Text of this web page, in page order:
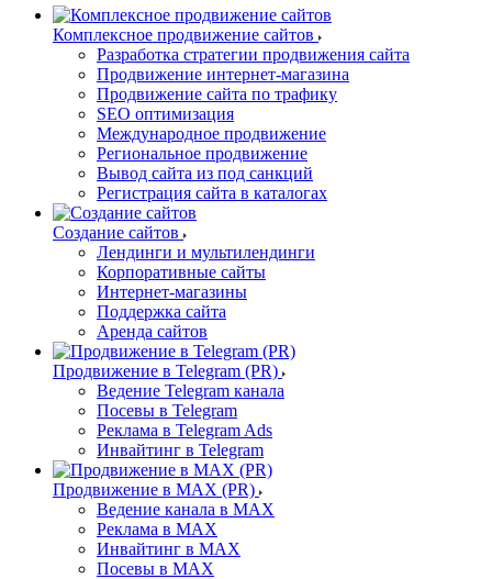
Комплексное продвижение сайтов
Разработка стратегии продвижения сайта
Продвижение интернет-магазина
Продвижение сайта по трафику
SEO оптимизация
Международное продвижение
Региональное продвижение
Вывод сайта из под санкций
Регистрация сайта в каталогах
Создание сайтов
Лендинги и мультилендинги
Корпоративные сайты
Интернет-магазины
Поддержка сайта
Аренда сайтов
Продвижение в Telegram (PR)
Ведение Telegram канала
Посевы в Telegram
Реклама в Telegram Ads
Инвайтинг в Telegram
Продвижение в MAX (PR)
Ведение канала в MAX
Реклама в MAX
Инвайтинг в MAX
Посевы в MAX